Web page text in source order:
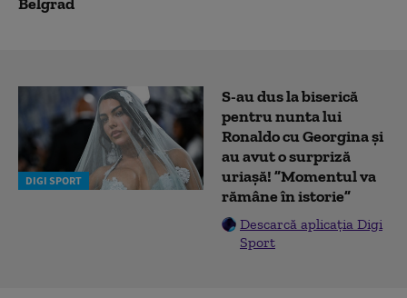
DIGI SPORT
S-au dus la biserică
pentru nunta lui
Ronaldo cu Georgina și
au avut o surpriză
uriașă! ”Momentul va
rămâne în istorie”
Descarcă aplicația Digi
Sport